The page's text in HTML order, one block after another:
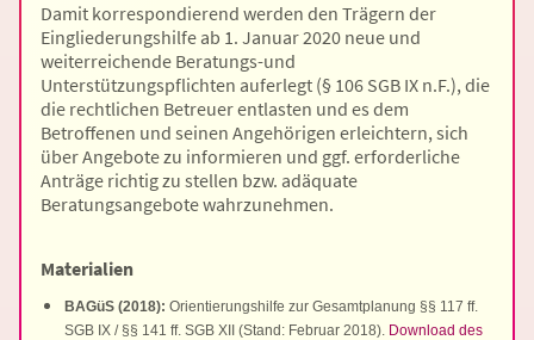
Damit korrespondierend werden den Trägern der
Eingliederungshilfe ab 1. Januar 2020 neue und
weiterreichende Beratungs-und
Unterstützungspflichten auferlegt (§ 106 SGB IX n.F.), die
die rechtlichen Betreuer entlasten und es dem
Betroffenen und seinen Angehörigen erleichtern, sich
über Angebote zu informieren und ggf. erforderliche
Anträge richtig zu stellen bzw. adäquate
Beratungsangebote wahrzunehmen.
Materialien
BAGüS (2018): Orientierungshilfe zur Gesamtplanung §§ 117 ff.
SGB IX / §§ 141 ff. SGB XII (Stand: Februar 2018). Download des